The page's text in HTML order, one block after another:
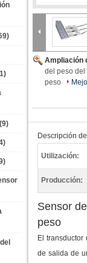
(9)
Ampliación
del peso del
peso
Descripción
Utilización:
Producción:
Sensor
peso
El
de salida de